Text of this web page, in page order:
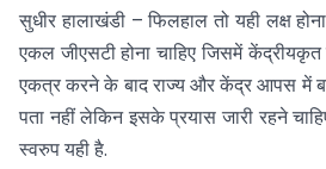
सुधीर हालाखंडी – फिलहाल तो यही लक्ष
एकल जीएसटी होना चाहिए जिसमें
एकत्र करने के बाद राज्य और केंद्र आपस में
पता नहीं लेकिन इसके प्रयास जारी रहने
स्वरुप यही है.